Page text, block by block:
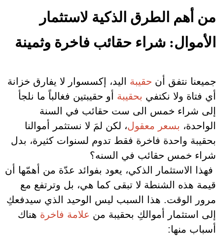
من أهم الطرق الذكية لاستثمار
الأموال: شراء حقائب فاخرة وثمينة
جميعنا نتفق أن حقيبة اليد، إكسسوار لا يفارق خزانة
أي فتاة ولا نكتفي بحقيبة أو حقيبتين فغالباً ما نلجأ
إلى شراء خمس الى ست حقائب في السنة
الواحدة، بسعر معقول، لكن لمَ لا نستثمر أموالنا
بحقيبة واحدة فاخرة فقط تدوم لسنوات كثيرة، بدل
شراء خمس حقائب في السنه؟
فهذا الاستثمار الذكي، يعود بفوائد عدّة من أهمّها أن
قيمة هذه الشنطة لا تبقى كما هي، بل وترتفع مع
مرور الوقت. هذا السبب ليس الوحيد الذي سيدفعكِ
إلى استثمار أموالكِ بحقيبة من علامة فاخرة هناك
أسباب منها: